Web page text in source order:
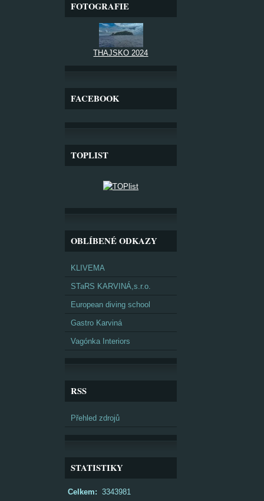
FOTOGRAFIE
THAJSKO 2024
FACEBOOK
TOPLIST
OBLÍBENÉ ODKAZY
KLIVEMA
STaRS KARVINÁ,s.r.o.
European diving school
Gastro Karviná
Vagónka Interiors
RSS
Přehled zdrojů
STATISTIKY
Celkem: 3343981